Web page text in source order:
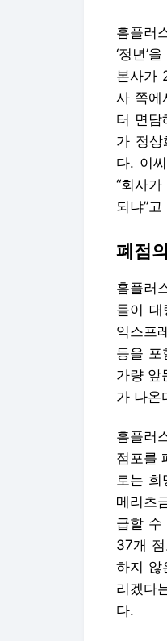
홈플러
‘정년’
본사가
사 쪽에
터 면담
가 정상
다. 이
“회사
되냐”
폐점
홈플러
들이 대
익스프
등을 포
가량 앞
가 나온
홈플러
점포를
로는 희
메리츠
급할 수
37개
하지 않
리겠다
다.